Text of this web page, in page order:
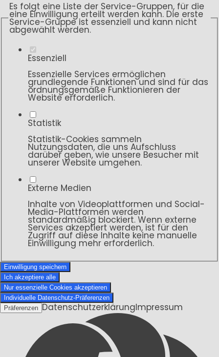
Es folgt eine Liste der Service-Gruppen, für die
eine Einwilligung erteilt werden kann. Die erste
Service-Gruppe ist essenziell und kann nicht
abgewählt werden.
Essenziell
Essenzielle Services ermöglichen
grundlegende Funktionen und sind für das
ordnungsgemäße Funktionieren der
Website erforderlich.
Statistik
Statistik-Cookies sammeln
Nutzungsdaten, die uns Aufschluss
darüber geben, wie unsere Besucher mit
unserer Website umgehen.
Externe Medien
Inhalte von Videoplattformen und Social-
Media-Plattformen werden
standardmäßig blockiert. Wenn externe
Services akzeptiert werden, ist für den
Zugriff auf diese Inhalte keine manuelle
Einwilligung mehr erforderlich.
Einwilligung speichern
Ich akzeptiere alle
Nur essenzielle Cookies akzeptieren
Individuelle Datenschutz-Präferenzen
Präferenzen DatenschutzerklärungImpressum